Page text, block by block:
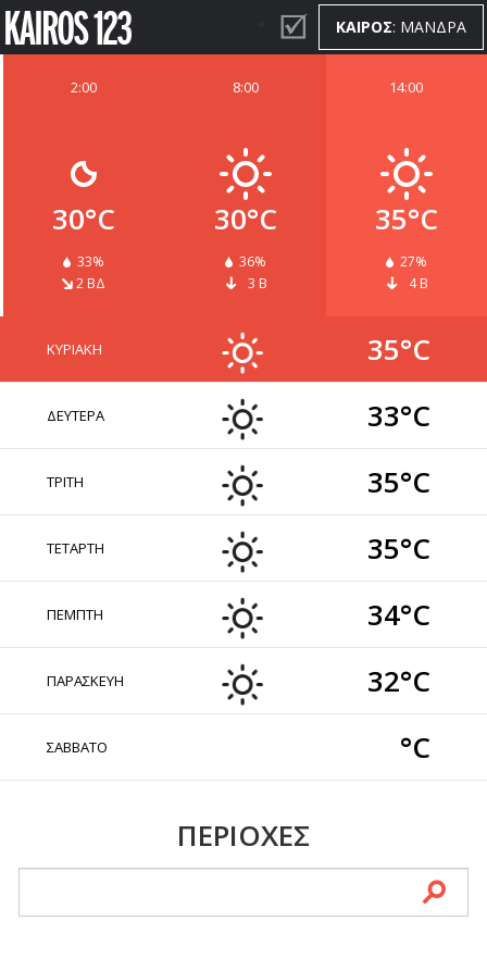
ΚΑΙΡΟΣ: ΜΑΝΔΡΑ
14:00
35°C
27%
4 Β
8:00
30°C
36%
3 Β
2:00
30°C
33%
2 ΒΔ
ΚΥΡΙΑΚΗ 35°C
ΔΕΥΤΕΡΑ 33°C
ΤΡΙΤΗ 35°C
ΤΕΤΑΡΤΗ 35°C
ΠΕΜΠΤΗ 34°C
ΠΑΡΑΣΚΕΥΗ 32°C
ΣΑΒΒΑΤΟ °C
ΠΕΡΙΟΧΕΣ